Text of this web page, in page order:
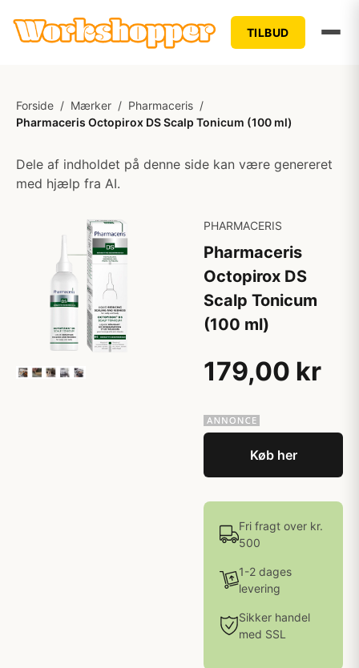
TILBUD
Forside / Mærker / Pharmaceris /
Pharmaceris Octopirox DS Scalp Tonicum (100 ml)
Dele af indholdet på denne side kan være genereret
med hjælp fra AI.
PHARMACERIS
Pharmaceris
Octopirox DS
Scalp Tonicum
(100 ml)
179,00 kr
Køb her
Fri fragt over kr.
500
1-2 dages
levering
Sikker handel
med SSL